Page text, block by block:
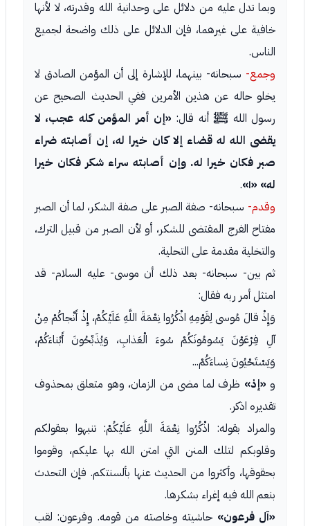
وبما تدل عليه من دلائل على وحدانية الله وقدرته، لا لأنها
خافية على غيرهما، فإن الدلائل على ذلك واضحة لجميع
الناس.
وجمع- سبحانه- بينهما، للإشارة إلى أن المؤمن الصادق لا
يخلو حاله عن هذين الأمرين ففي الحديث الصحيح عن
رسول الله ﷺ أنه قال: «إن أمر المؤمن كله عجب، لا
يقضى الله له قضاء إلا كان خيرا له، إن أصابته ضراء
صبر فكان خيرا له. وإن أصابته سراء شكر فكان خيرا
له» «١» .
وقدم- سبحانه- صفة الصبر على صفة الشكر، لما أن الصبر
مفتاح الفرج المقتضى للشكر، أو لأن الصبر من قبيل الترك،
والتخلية مقدمة على التحلية.
ثم بين- سبحانه- بعد ذلك أن موسى- عليه السلام- قد
امتثل أمر ربه فقال:
وَإِذْ قالَ مُوسى لِقَوْمِهِ اذْكُرُوا نِعْمَةَ اللَّهِ عَلَيْكُمْ، إِذْ أَنْجاكُمْ مِنْ
آلِ فِرْعَوْنَ يَسُومُونَكُمْ سُوءَ الْعَذابِ، وَيُذَبِّحُونَ أَبْناءَكُمْ،
وَيَسْتَحْيُونَ نِساءَكُمْ...
و «إذ» ظرف لما مضى من الزمان، وهو متعلق بمحذوف
تقديره اذكر.
والمراد بقوله: اذْكُرُوا نِعْمَةَ اللَّهِ عَلَيْكُمْ: تنبهوا بعقولكم
وقلوبكم لتلك المنن التي امتن الله بها عليكم، وقوموا
بحقوقها، وأكثروا من الحديث عنها بألسنتكم. فإن التحدث
بنعم الله فيه إغراء بشكرها.
«آل فرعون» حاشيته وخاصته من قومه. وفرعون: لقب